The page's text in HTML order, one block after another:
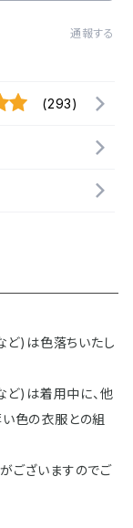
通報する
(293)
ど)は色落ちいたし
ど)は着用中に、他
色の衣服との組
ございますのでご